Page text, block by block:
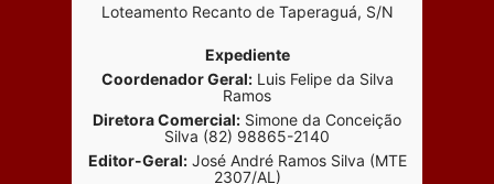
Loteamento Recanto de Taperaguá, S/N
Expediente
Coordenador Geral:Luis Felipe da Silva
Ramos
Diretora Comercial: Simone da Conceição
Silva (82) 98865-2140
Editor-Geral:José André Ramos Silva (MTE
2307/AL)